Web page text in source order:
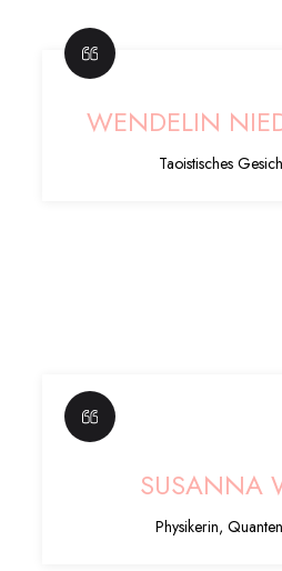
WENDELIN
Taoistisches
SUSANNA
Physikerin,